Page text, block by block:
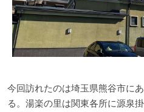
今回訪れたのは埼玉県熊谷市に
る。湯楽の里は関東各所に源泉